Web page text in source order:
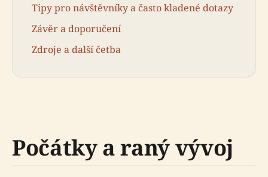
Tipy pro návštěvníky a často kladené dotazy
Závěr a doporučení
Zdroje a další četba
Počátky a raný vývoj